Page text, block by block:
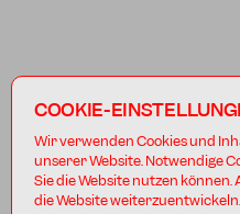
COOKIE-
Wir verwenden Cookies und
unserer Website. Notwendige
Sie die Website nutzen können.
die Website